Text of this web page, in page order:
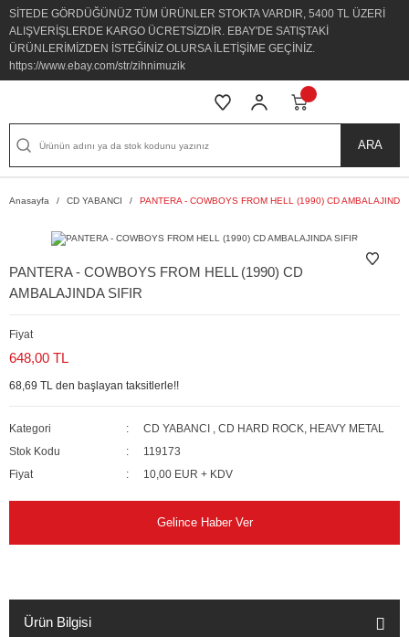
SİTEDE GÖRDÜĞÜNÜZ TÜM ÜRÜNLER STOKTA VARDIR, 5400 TL ÜZERİ
ALIŞVERİŞLERDE KARGO ÜCRETSİZDİR. EBAY'DE SATIŞTAKİ
ÜRÜNLERİMİZDEN İSTEĞİNİZ OLURSA İLETİŞİME GEÇİNİZ.
https://www.ebay.com/str/zihnimuzik
ARA
Anasayfa CD YABANCI PANTERA - COWBOYS FROM HELL (1990) CD AMBALAJINDA
PANTERA - COWBOYS FROM HELL (1990) CD
AMBALAJINDA SIFIR
Fiyat
648,00 TL
68,69 TL den başlayan taksitlerle!!
Kategori CD YABANCI ,CD HARD ROCK, HEAVY METAL
Stok Kodu
119173
Fiyat
10,00 EUR + KDV
Gelince Haber Ver
Ürün Bilgisi